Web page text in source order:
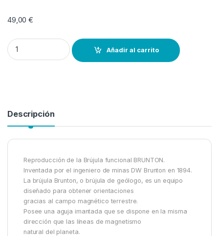
49,00€
BRÚJULA BRUNTON--Largo: 7 -Ancho: 8cm quantity
Añadir al carrito
Descripción
Reproducción de la Brújula funcional BRUNTON.
Inventada por el ingeniero de minas DW Brunton en 1894.
La brújula Brunton, o brújula de geólogo, es un equipo
diseñado para obtener orientaciones
gracias al campo magnético terrestre.
Posee una aguja imantada que se dispone en la misma
dirección que las líneas de magnetismo
natural del planeta.